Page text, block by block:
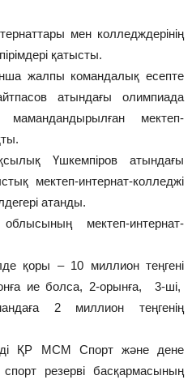
мен колледждерінің
қатысты.
жалпы командалық есепте
атындағы олимпиада
мамандандырылған мектеп-
Үшкемпіров атындағы
мектеп-интернат-колледжі
атанды.
мектеп-интернат-
қоры – 10 миллион теңгені
ие болса, 2-орынға, 3-ші,
2 миллион теңгенің
ҚР МСМ Спорт және дене
резерві басқармасының